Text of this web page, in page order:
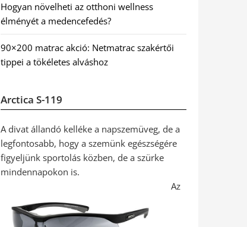
Hogyan növelheti az otthoni wellness
élményét a medencefedés?
90×200 matrac akció: Netmatrac szakértői
tippei a tökéletes alváshoz
Arctica S-119
A divat állandó kelléke a napszemüveg, de a
legfontosabb, hogy a szemünk egészségére
figyeljünk sportolás közben, de a szürke
mindennapokon is.
Az